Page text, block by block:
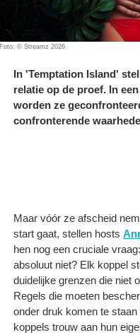
Foto: © Streamz 2026
In 'Temptation Island'
relatie op de proef. In
worden ze
confronterende
Maar vóór ze afscheid
start gaat, stellen hosts
hen nog een cruciale
absoluut niet? Elk koppel
duidelijke grenzen die niet
Regels die moeten
onder druk komen te
koppels trouw aan hun